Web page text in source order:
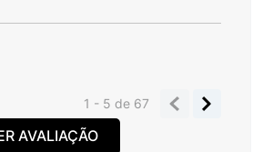
1 - 5de 67
AVALIAÇÃO